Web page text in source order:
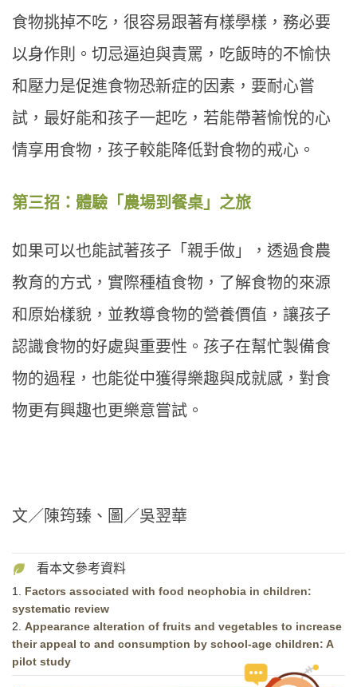
食物挑掉不吃，很容易跟著有樣學樣，務必要
以身作則。切忌逼迫與責罵，吃飯時的不愉快
和壓力是促進食物恐新症的因素，要耐心嘗
試，最好能和孩子一起吃，若能帶著愉悅的心
情享用食物，孩子較能降低對食物的戒心。
第三招：體驗「農場到餐桌」之旅
如果可以也能試著孩子「親手做」，透過食農
教育的方式，實際種植食物，了解食物的來源
和原始樣貌，並教導食物的營養價值，讓孩子
認識食物的好處與重要性。孩子在幫忙製備食
物的過程，也能從中獲得樂趣與成就感，對食
物更有興趣也更樂意嘗試。
文／陳筠臻、圖／吳翌華
1. Factors associated with food neophobia in children:
systematic review
2. Appearance alteration of fruits and vegetables to increase
their appeal to and consumption by school-age children: A
pilot study